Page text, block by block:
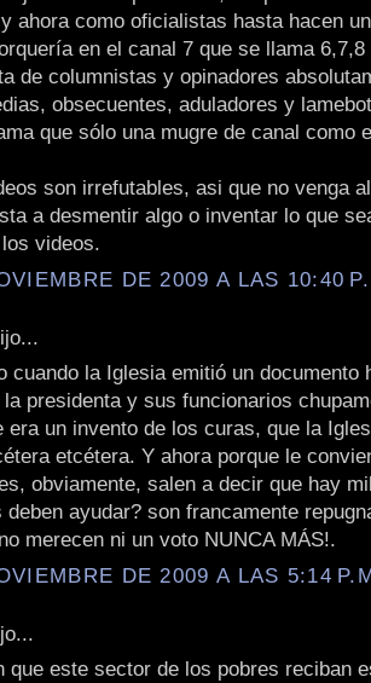
ahora como oficialistas hasta hacen
en el canal 7 que se llama
de columnistas y opinadores
obsecuentes, aduladores y
que sólo una mugre de canal como
son irrefutables, asi que no venga
a desmentir algo o inventar lo que
videos.
DE 2009 A LAS 10:40
cuando la Iglesia emitió un documento
la presidenta y sus funcionarios
era un invento de los curas, que la
etcétera. Y ahora porque le
obviamente, salen a decir que hay
deben ayudar? son francamente
merecen ni un voto NUNCA MÁS!.
DE 2009 A LAS 5:14
que este sector de los pobres reciban